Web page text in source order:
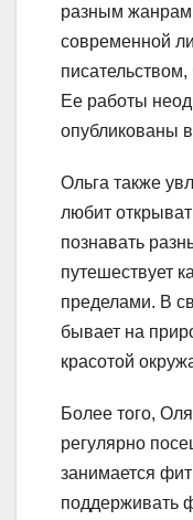
разным жанрам
современной
писательством,
Ее работы
опубликованы
Ольга также
любит
познавать
путешествует
пределами. В
бывает на
красотой
Более того,
регулярно
занимается
поддерживать